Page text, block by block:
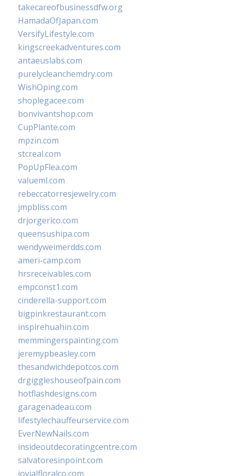
takecareofbusinessdfw.org
HamadaOfJapan.com
VersifyLifestyle.com
kingscreekadventures.com
antaeuslabs.com
purelycleanchemdry.com
WishOping.com
shoplegacee.com
bonvivantshop.com
CupPlante.com
mpzin.com
stcreal.com
PopUpFlea.com
valueml.com
rebeccatorresjewelry.com
jmpbliss.com
drjorgerico.com
queensushipa.com
wendyweimerdds.com
ameri-camp.com
hrsreceivables.com
empconst1.com
cinderella-support.com
bigpinkrestaurant.com
inspirehuahin.com
memmingerspainting.com
jeremypbeasley.com
thesandwichdepotcos.com
drgiggleshouseofpain.com
hotflashdesigns.com
garagenadeau.com
lifestylechauffeurservice.com
EverNewNails.com
insideoutdecoratingcentre.com
salvatoresinpoint.com
jovialfloralco.com